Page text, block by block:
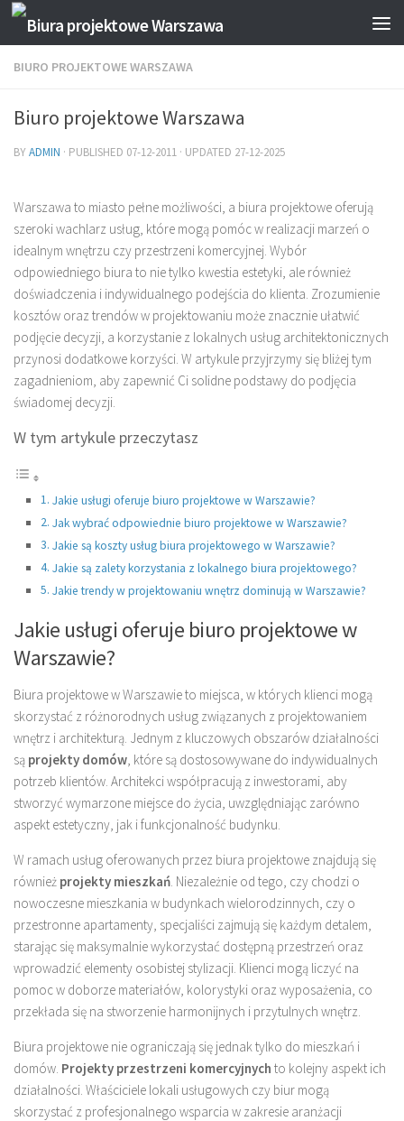
BIURO PROJEKTOWE WARSZAWA
Biuro projektowe Warszawa
BYADMIN · PUBLISHED 07-12-2011 · UPDATED 27-12-2025
Warszawa to miasto pełne możliwości, a biura projektowe oferują
szeroki wachlarz usług, które mogą pomóc w realizacji marzeń o
idealnym wnętrzu czy przestrzeni komercyjnej. Wybór
odpowiedniego biura to nie tylko kwestia estetyki, ale również
doświadczenia i indywidualnego podejścia do klienta. Zrozumienie
kosztów oraz trendów w projektowaniu może znacznie ułatwić
podjęcie decyzji, a korzystanie z lokalnych usług architektonicznych
przynosi dodatkowe korzyści. W artykule przyjrzymy się bliżej tym
zagadnieniom, aby zapewnić Ci solidne podstawy do podjęcia
świadomej decyzji.
W tym artykule przeczytasz
Jakie usługi oferuje biuro projektowe w Warszawie?
Jak wybrać odpowiednie biuro projektowe w Warszawie?
Jakie są koszty usług biura projektowego w Warszawie?
Jakie są zalety korzystania z lokalnego biura projektowego?
Jakie trendy w projektowaniu wnętrz dominują w Warszawie?
Jakie usługi oferuje biuro projektowe w
Warszawie?
Biura projektowe w Warszawie to miejsca, w których klienci mogą
skorzystać z różnorodnych usług związanych z projektowaniem
wnętrz i architekturą. Jednym z kluczowych obszarów działalności
są projekty domów, które są dostosowywane do indywidualnych
potrzeb klientów. Architekci współpracują z inwestorami, aby
stworzyć wymarzone miejsce do życia, uwzględniając zarówno
aspekt estetyczny, jak i funkcjonalność budynku.
W ramach usług oferowanych przez biura projektowe znajdują się
również projekty mieszkań. Niezależnie od tego, czy chodzi o
nowoczesne mieszkania w budynkach wielorodzinnych, czy o
przestronne apartamenty, specjaliści zajmują się każdym detalem,
starając się maksymalnie wykorzystać dostępną przestrzeń oraz
wprowadzić elementy osobistej stylizacji. Klienci mogą liczyć na
pomoc w doborze materiałów, kolorystyki oraz wyposażenia, co
przekłada się na stworzenie harmonijnych i przytulnych wnętrz.
Biura projektowe nie ograniczają się jednak tylko do mieszkań i
domów. Projekty przestrzeni komercyjnych to kolejny aspekt ich
działalności. Właściciele lokali usługowych czy biur mogą
skorzystać z profesjonalnego wsparcia w zakresie aranżacji